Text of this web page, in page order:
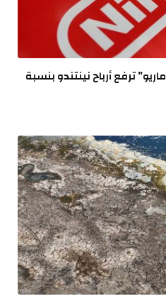
وفيلم “ماريو” ترفع أرباح نينتندو بنسبة